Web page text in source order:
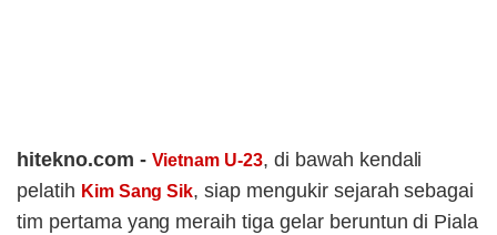
hitekno.com - Vietnam U-23, di bawah kendali
pelatih Kim Sang Sik, siap mengukir sejarah sebagai
tim pertama yang meraih tiga gelar beruntun di Piala